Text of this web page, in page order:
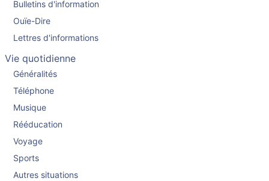
Bulletins d'information
Ouïe-Dire
Lettres d'informations
Vie quotidienne
Généralités
Téléphone
Musique
Rééducation
Voyage
Sports
Autres situations